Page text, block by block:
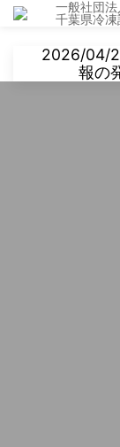
一般社団法
千葉県冷
2026/04/
報の